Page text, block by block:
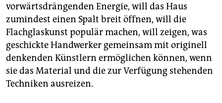
vorwärtsdrängenden Energie, will das Haus
zumindest einen Spalt breit öffnen, will die
Flachglaskunst populär machen, will zeigen, was
geschickte Handwerker gemeinsam mit originell
denkenden Künstlern ermöglichen können, wenn
sie das Material und die zur Verfügung stehenden
Techniken ausreizen.